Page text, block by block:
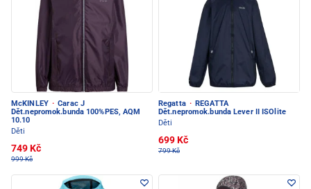
McKINLEY · Carac J
Dět.nepromok.bunda 100%PES, AQM
10.10
Děti
749 Kč
999 Kč
Regatta · REGATTA
Dět.nepromok.bunda Lever II ISOlite
Děti
699 Kč
799 Kč